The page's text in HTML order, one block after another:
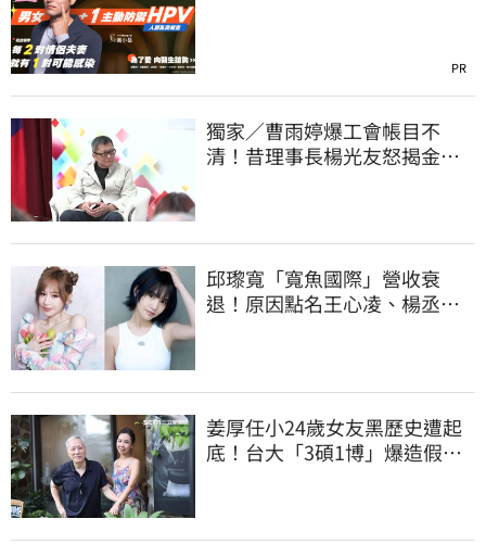
PR
獨家／曹雨婷爆工會帳目不
清！昔理事長楊光友怒揭金流
邱瓈寬「寬魚國際」營收衰
退！原因點名王心凌、楊丞琳
姜厚任小24歲女友黑歷史遭起
底！台大「3碩1博」爆造假